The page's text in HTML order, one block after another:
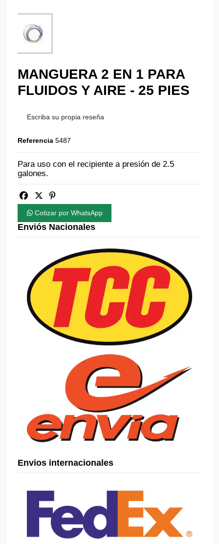
MANGUERA 2 EN 1 PARA
FLUIDOS Y AIRE - 25 PIES
Escriba su propia reseña
Referencia 5487
Para uso con el recipiente a presión de 2.5
galones.
Cotizar por WhatsApp
Enviós Nacionales
Envios internacionales